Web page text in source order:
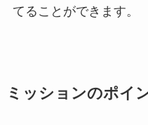
てることができます。
ミッションのポイ